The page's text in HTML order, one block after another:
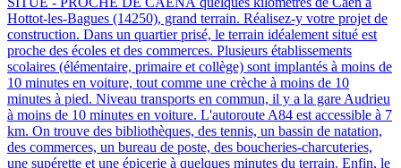
Hottot-les-Bagues (14250), grand terrain. Réalisez-y votre projet de
construction. Dans un quartier prisé, le terrain idéalement situé est
proche des écoles et des commerces. Plusieurs établissements
scolaires (élémentaire, primaire et collège) sont implantés à moins de
10 minutes en voiture, tout comme une crèche à moins de 10
minutes à pied. Niveau transports en commun, il y a la gare Audrieu
à moins de 10 minutes en voiture. L'autoroute A84 est accessible à 7
km. On trouve des bibliothèques, des tennis, un bassin de natation,
des commerces, un bureau de poste, des boucheries-charcuteries,
une supérette et une épicerie à quelques minutes du terrain. Enfin, le